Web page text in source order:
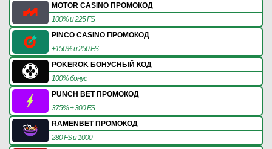
MOTOR CASINO ПРОМОКОД
100% и 225 FS
PINCO CASINO ПРОМОКОД
+150% и 250 FS
POKEROK БОНУСНЫЙ КОД
100% бонус
PUNCH BET ПРОМОКОД
375% + 300 FS
RAMENBET ПРОМОКОД
280 FS и 1000